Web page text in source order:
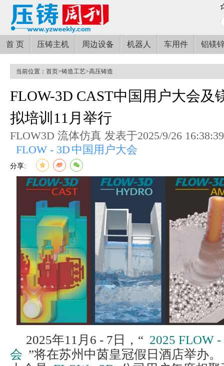
首 页 压铸主机 周边设备 机器人 车用件 铝镁
当前位置： 首页>铸造工艺>高压铸造
FLOW-3D CAST中国用户大会及
拟培训11月举行
FLOW3D 流体仿真 发表于2025/9/26
FLOW - 3D 中国用户大会
分享:
2025年11月6 - 7日，“ 2025 FLOW
会 ”将在苏州中茵皇冠假日酒店举办。